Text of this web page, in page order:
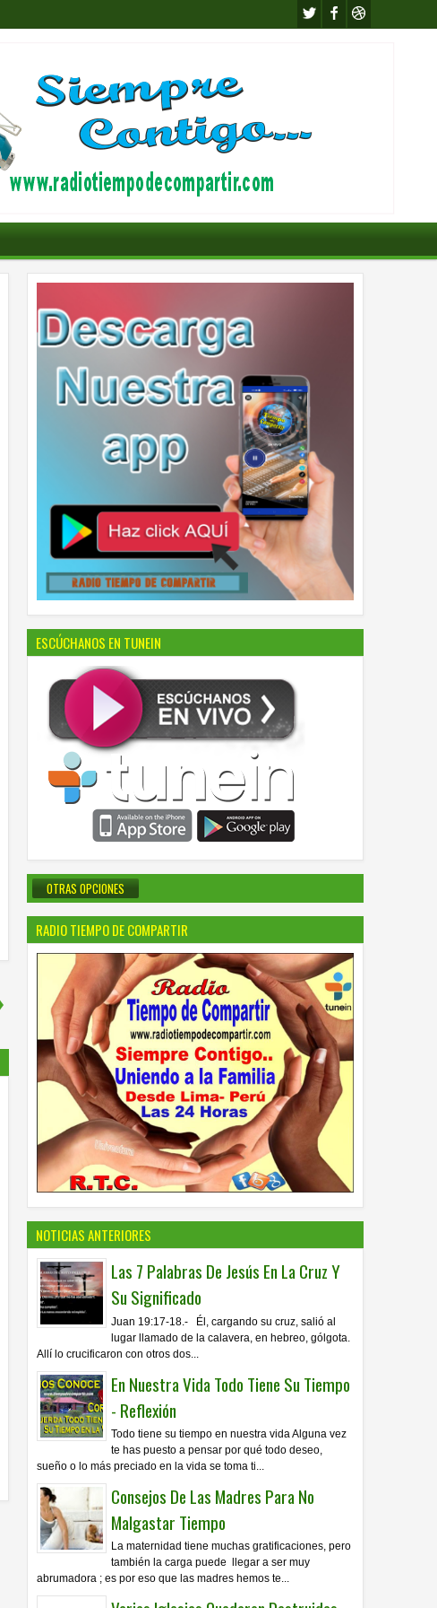
ESCÚCHANOS EN TUNEIN
OTRAS OPCIONES
RADIO TIEMPO DE COMPARTIR
NOTICIAS ANTERIORES
Las 7 Palabras De Jesús En La Cruz Y
Su Significado
Juan 19:17-18.- Él, cargando su cruz, salió al
lugar llamado de la calavera, en hebreo, gólgota.
Allí lo crucificaron con otros dos...
En Nuestra Vida Todo Tiene Su Tiempo
- Reflexión
Todo tiene su tiempo en nuestra vida Alguna vez
te has puesto a pensar por qué todo deseo,
sueño o lo más preciado en la vida se toma ti...
Consejos De Las Madres Para No
Malgastar Tiempo
La maternidad tiene muchas gratificaciones, pero
también la carga puede llegar a ser muy
abrumadora ; es por eso que las madres hemos te...